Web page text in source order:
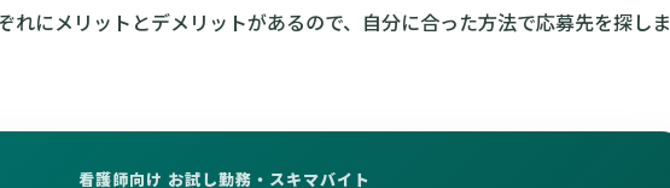
れにメリットとデメリットがあるので、自分に合った方法で応募先を探しま
看護師向け お試し勤務・スキマバイト